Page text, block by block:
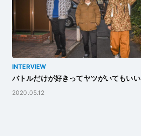
INTERVIEW
バトルだけが好きってヤツがいてもいい
2020.05.12